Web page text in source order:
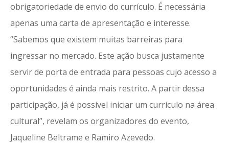
obrigatoriedade de envio do currículo. É necessária
apenas uma carta de apresentação e interesse.
“Sabemos que existem muitas barreiras para
ingressar no mercado. Este ação busca justamente
servir de porta de entrada para pessoas cujo acesso a
oportunidades é ainda mais restrito. A partir dessa
participação, já é possível iniciar um currículo na área
cultural”, revelam os organizadores do evento,
Jaqueline Beltrame e Ramiro Azevedo.